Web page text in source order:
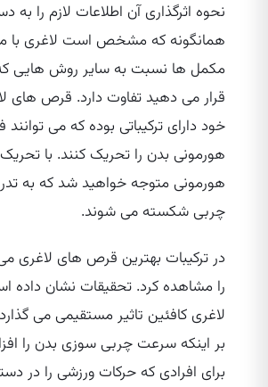
نحوه اثرگذاری آن اطلاعات لازم را به
همانگونه که مشخص است لاغری
مکمل‌ ها نسبت به سایر روش‌ هایی که
قرار می‌ دهید تفاوت دارد. قرص های
خود دارای ترکیباتی بوده که می‌
هورمونی بدن را تحریک کنند. با
هورمونی متوجه خواهید شد که به
چربی شکسته می‌ شوند.
در ترکیبات بهترین قرص‌ های لاغری
را مشاهده کرد. تحقیقات نشان داده
لاغری کافئین تاثیر مستقیمی می‌
بر اینکه سرعت چربی سوزی بدن را
برای افرادی که حرکات ورزشی را در